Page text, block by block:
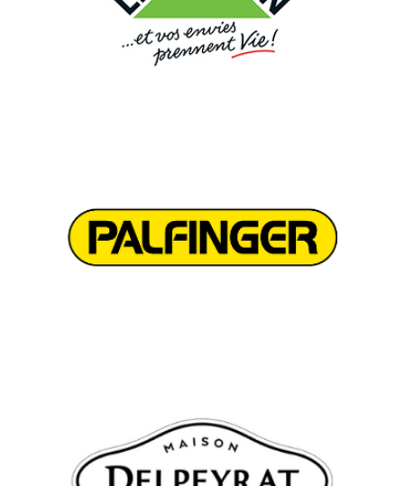
Leader mondial des solutions de levage, Palfinger a confié à
Denjean Logistique la gestion de ses pièces détachées pour
l'Europe du Sud.
DELPEYRAT, LOGISTIQUE AGRO-ALIMENTAIRE
Denjean Logistique assure la logistique bi-température des